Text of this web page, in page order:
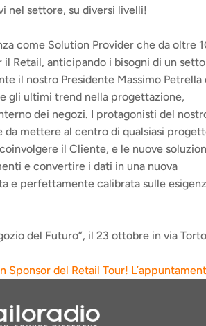
nel settore, su diversi livelli!
come Solution Provider che da oltre
Retail, anticipando i bisogni di un
il nostro Presidente Massimo Petrella
gli ultimi trend nella progettazione,
dei negozi. I protagonisti del
da mettere al centro di qualsiasi
il Cliente, e le nuove
e convertire i dati in una nuova
e perfettamente calibrata sulle
del Futuro”, il 23 ottobre in via
Sponsor del Retail Tour!